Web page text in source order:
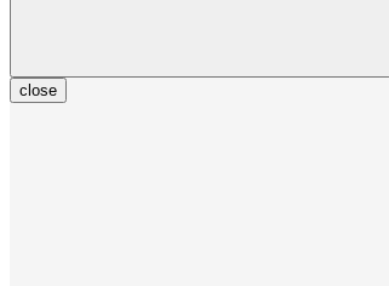
close